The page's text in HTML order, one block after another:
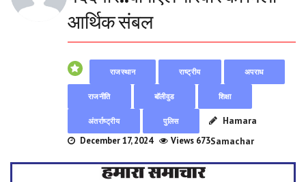
आर्थिक संबल
राजस्थान राष्ट्रीय अपराध
राजनीति बॉलीवुड शिक्षा
अंतर्राष्ट्रीय पुलिस
Hamara
Samachar
December 17, 2024 Views 673